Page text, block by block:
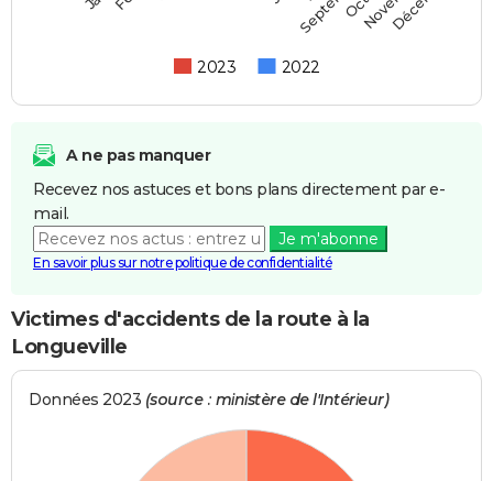
2023 2022
A ne pas manquer
Recevez nos astuces et bons plans directement par e-
mail.
Je m'abonne
En savoir plus sur notre politique de confidentialité
Victimes d'accidents de la route à la
Longueville
Données 2023 (source : ministère de l'Intérieur)